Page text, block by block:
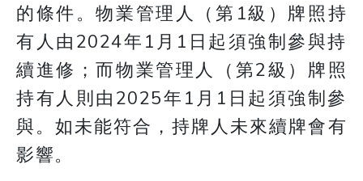
的條件。物業管理人（第1級）牌照持
有人由2024年1月1日起須強制參與持
續進修；而物業管理人（第2級）牌照
持有人則由2025年1月1日起須強制參
與。如未能符合，持牌人未來續牌會有
影響。